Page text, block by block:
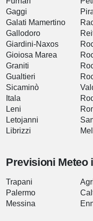
Gaggi
Galati Mamertino
Gallodoro
Giardini-Naxos
Gioiosa Marea
Graniti
Gualtieri
Sicaminò
Itala
Leni
Letojanni
Librizzi
Previsioni Meteo
Trapani
Palermo
Messina